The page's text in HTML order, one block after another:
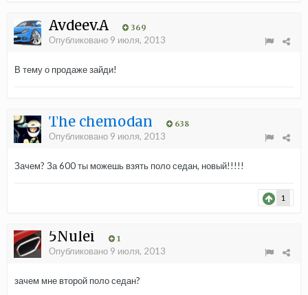
Avdeev.A 369
Опубликовано 9 июля, 2013
В тему о продаже зайди!
The chemodan 638
Опубликовано 9 июля, 2013
Зачем? За 600 ты можешь взять поло седан, новый!!!!!
1
5Nulei 1
Опубликовано 9 июля, 2013
зачем мне второй поло седан?